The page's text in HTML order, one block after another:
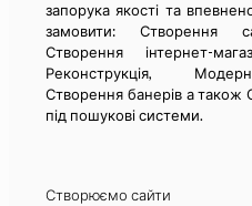
запорука якості та
замовити: Створення
Створення інтернет-
Реконструкція,
Створення банерів а також
під пошукові системи.
Створюємо сайти